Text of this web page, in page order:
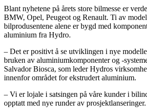
Blant nyhetene på årets store bilmesse er
BMW, Opel, Peugeot og Renault. Ti av
bilprodusentene alene er bygd med
aluminium fra Hydro.
– Det er positivt å se utviklingen i nye
bruken av aluminiumkomponenter og -
Salvador Biosca, som leder Hydros
innenfor området for ekstrudert aluminium.
– Vi er lojale i satsingen på våre kunder i
opptatt med nye runder av prosjektlanseringer.